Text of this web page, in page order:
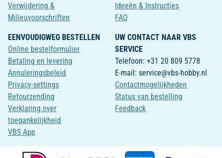
Verwijdering &
Milieuvoorschriften
Ideeën & Instructies
FAQ
EENVOUDIGWEG BESTELLEN
Online bestelformulier
Betaling en levering
Annuleringsbeleid
Privacy-settings
Retourzending
Verklaring over
toegankelijkheid
VBS App
UW CONTACT NAAR VBS
SERVICE
Telefoon: +31 20 809 5778
E-mail: service@vbs-hobby.nl
Contactmogelijkheden
Status van bestelling
Feedback